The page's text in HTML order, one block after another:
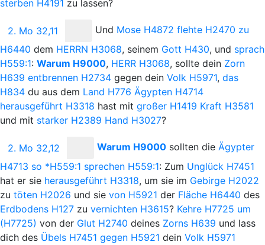
sterben H4191 zu lassen?
2. Mo 32,11 Und Mose H4872 flehte H2470 zu
H6440 dem HERRN H3068, seinem Gott H430, und sprach
H559:1: Warum H9000, HERR H3068, sollte dein Zorn
H639 entbrennen H2734 gegen dein Volk H5971, das
H834 du aus dem Land H776 Ägypten H4714
herausgeführt H3318 hast mit großer H1419 Kraft H3581
und mit starker H2389 Hand H3027?
2. Mo 32,12 Warum H9000 sollten die Ägypter
H4713 so *H559:1 sprechen H559:1: Zum Unglück H7451
hat er sie herausgeführt H3318, um sie im Gebirge H2022
zu töten H2026 und sie von H5921 der Fläche H6440 des
Erdbodens H127 zu vernichten H3615? Kehre H7725 um
(H7725) von der Glut H2740 deines Zorns H639 und lass
dich des Übels H7451 gegen H5921 dein Volk H5971